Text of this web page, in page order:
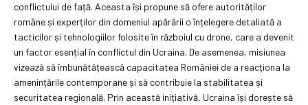
conflictului de față. Aceasta își propune să ofere autorităților
române și experților din domeniul apărării o înțelegere detaliată a
tacticilor și tehnologiilor folosite în războiul cu drone, care a devenit
un factor esențial în conflictul din Ucraina. De asemenea, misiunea
vizează să îmbunătățească capacitatea României de a reacționa la
amenințările contemporane și să contribuie la stabilitatea și
securitatea regională. Prin această inițiativă, Ucraina își dorește să